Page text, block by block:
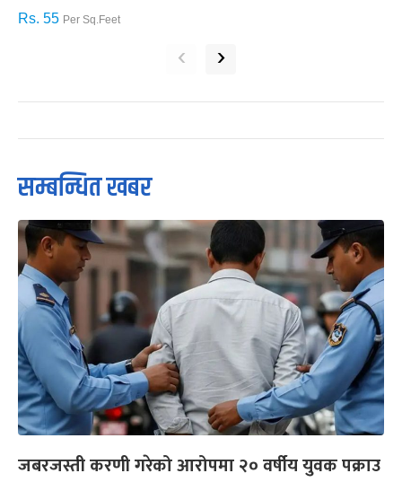
Rs. 55 Per Sq.Feet
‹ ›
सम्बन्धित खबर
जबरजस्ती करणी गरेको आरोपमा २० वर्षीय युवक पक्राउ